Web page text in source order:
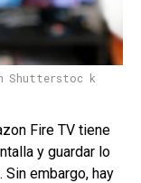
Shutterstoc k
Fire TV tiene
y guardar lo
embargo, hay